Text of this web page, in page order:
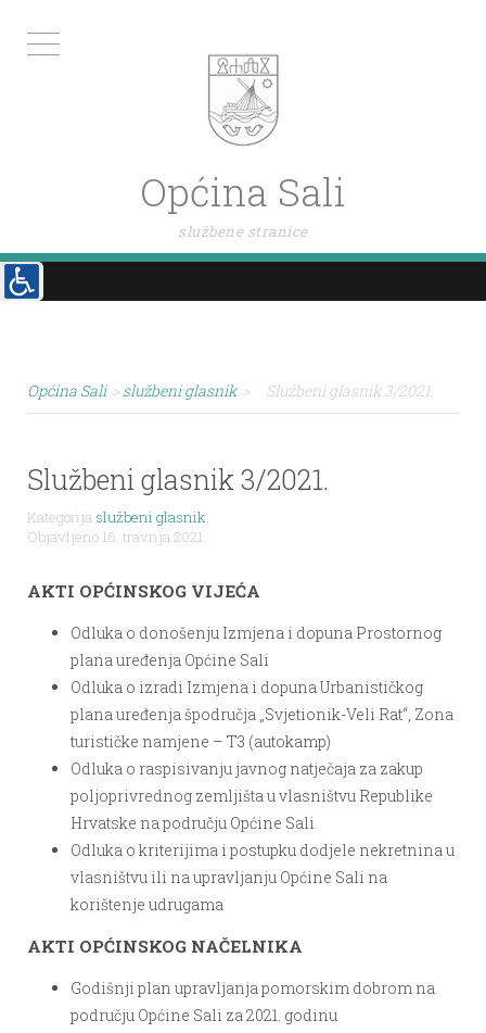
Općina Sali
službene stranice
Općina Sali > službeni glasnik > Službeni glasnik 3/2021.
Službeni glasnik 3/2021.
Kategorija službeni glasnik,
Objavljeno 16. travnja 2021.
AKTI OPĆINSKOG VIJEĆA
Odluka o donošenju Izmjena i dopuna Prostornog
plana uređenja Općine Sali
Odluka o izradi Izmjena i dopuna Urbanističkog
plana uređenja špodručja „Svjetionik-Veli Rat“, Zona
turističke namjene – T3 (autokamp)
Odluka o raspisivanju javnog natječaja za zakup
poljoprivrednog zemljišta u vlasništvu Republike
Hrvatske na području Općine Sali
Odluka o kriterijima i postupku dodjele nekretnina u
vlasništvu ili na upravljanju Općine Sali na
korištenje udrugama
AKTI OPĆINSKOG NAČELNIKA
Godišnji plan upravljanja pomorskim dobrom na
području Općine Sali za 2021. godinu